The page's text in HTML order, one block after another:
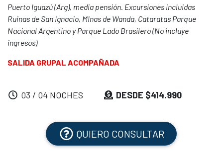
Puerto Iguazú (Arg), media pensión. Excursiones incluidas
Ruinas de San Ignacio, MInas de Wanda, Cataratas Parque
Nacional Argentino y Parque Lado Brasilero (No incluye
ingresos)
SALIDA GRUPAL ACOMPAÑADA
03 / 04 NOCHES DESDE $414.990
QUIERO CONSULTAR